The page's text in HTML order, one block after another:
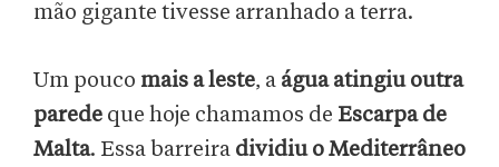
mão gigante tivesse arranhado a terra.
Um pouco mais a leste, a água atingiu outra
parede que hoje chamamos de Escarpa de
Malta. Essa barreira dividiu o Mediterrâneo